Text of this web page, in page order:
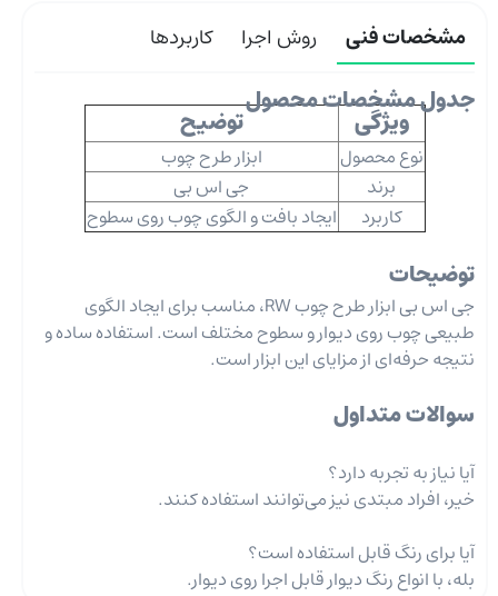
مشخصات فنی روش اجرا کاربردها
جدول مشخصات محصول
ویژگی توضیح
نوع محصول
ابزار طرح چوب
برند
جی اس بی
کاربرد
ایجاد بافت و الگوی چوب روی سطوح
توضیحات
جی اس بی ابزار طرح چوب RW، مناسب برای ایجاد الگوی
طبیعی چوب روی دیوار و سطوح مختلف است. استفاده ساده و
نتیجه حرفه‌ای از مزایای این ابزار است.
سوالات متداول
آیا نیاز به تجربه دارد؟
خیر، افراد مبتدی نیز می‌توانند استفاده کنند.
آیا برای رنگ قابل استفاده است؟
بله، با انواع رنگ دیوار قابل اجرا روی دیوار.